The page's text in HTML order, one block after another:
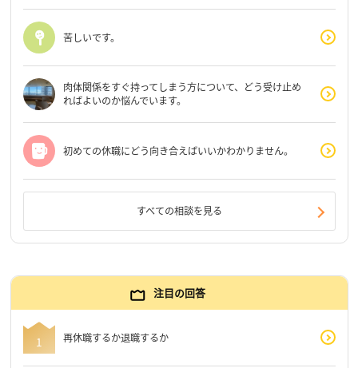
苦しいです。
肉体関係をすぐ持ってしまう方について、どう受け止め
ればよいのか悩んでいます。
初めての休職にどう向き合えばいいかわかりません。
すべての相談を見る
注目の回答
再休職するか退職するか